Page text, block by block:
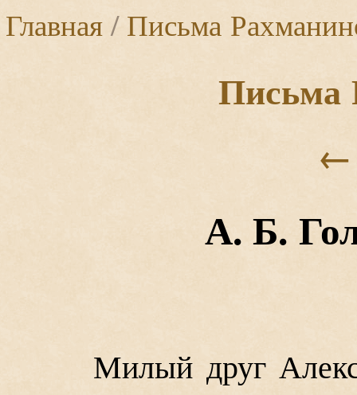
Главная/Письма
Письма
←
А. Б.
Милый друг